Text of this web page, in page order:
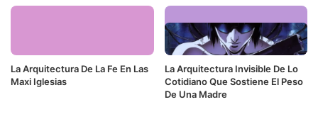
La Arquitectura De La Fe En Las
Maxi Iglesias
La Arquitectura Invisible De Lo
Cotidiano Que Sostiene El Peso
De Una Madre